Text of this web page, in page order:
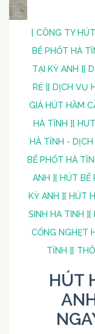
[ CÔNG TY
BỂ PHỐT HÀ
TẠI KỲ ANH ] [
RẺ ] [ DỊCH VỤ
GIÁ HÚT HẦM
HÀ TĨNH ] [
HÀ TĨNH -
BỂ PHỐT HÀ
ANH ] [ HÚT BỂ
KỲ ANH ] [ HÚT
SINH HA TINH ] [
CỐNG NGHẸT
TĨNH ] [
HÚT